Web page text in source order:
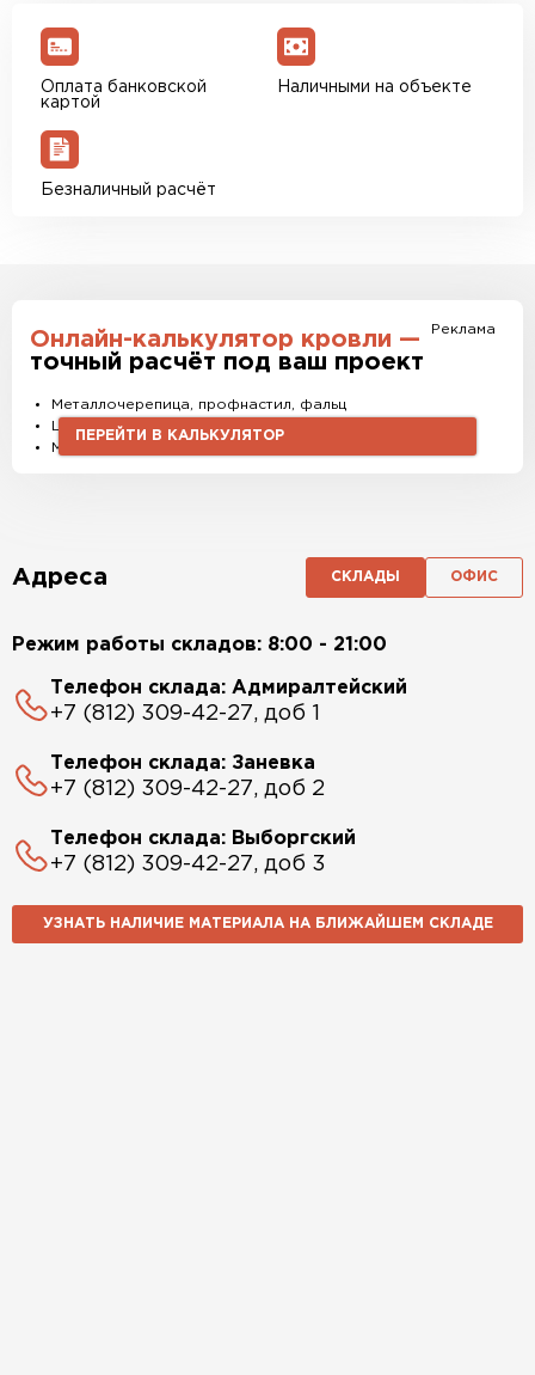
Оплата банковской
картой
Наличными на объекте
Безналичный расчёт
Реклама
Онлайн-калькулятор кровли —
точный расчёт под ваш проект
Металлочерепица, профнастил, фальц
Штакетник, водостоки и софиты
Материалы и комплектующие
ПЕРЕЙТИ В КАЛЬКУЛЯТОР
Адреса СКЛАДЫ ОФИС
Режим работы складов: 8:00 - 21:00
Телефон склада: Адмиралтейский
+7 (812) 309-42-27, доб 1
Телефон склада: Заневка
+7 (812) 309-42-27, доб 2
Телефон склада: Выборгский
+7 (812) 309-42-27, доб 3
УЗНАТЬ НАЛИЧИЕ МАТЕРИАЛА НА БЛИЖАЙШЕМ СКЛАДЕ